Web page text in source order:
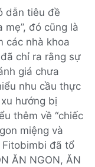
dẫn tiêu đề
mẹ”, đó cũng là
các nhà khoa
chỉ ra rằng sự
giá chưa
nhu cầu thực
hướng bị
thêm về “chiếc
miệng và
Fitobimbi đã tổ
ĂN NGON, ĂN